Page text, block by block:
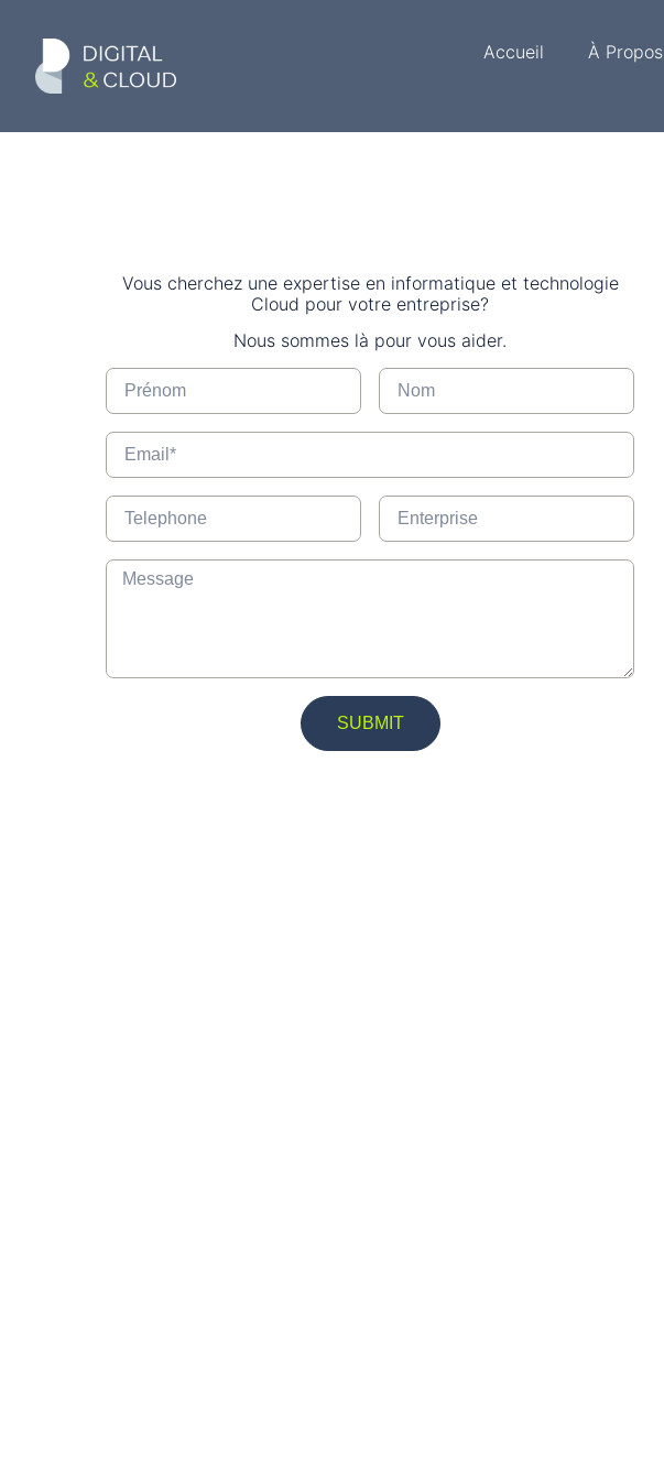
Accueil À Propos
Vous cherchez une expertise en informatique et technologie
Cloud pour votre entreprise?
Nous sommes là pour vous aider.
SUBMIT